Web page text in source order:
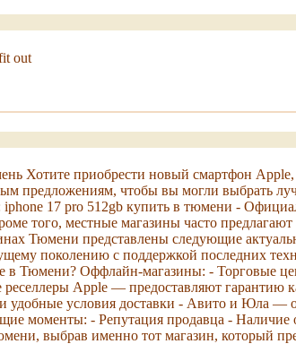
out
Хотите приобрести новый смартфон
предложениям, чтобы вы могли выбрать
17 pro 512gb купить в тюмени -
того, местные магазины часто
Тюмени представлены следующие
поколению с поддержкой последних
в Тюмени? Оффлайн-магазины: - Торговые
реселлеры Apple — предоставляют
условия доставки - Авито и Юла —
моменты: - Репутация продавца -
выбрав именно тот магазин, который